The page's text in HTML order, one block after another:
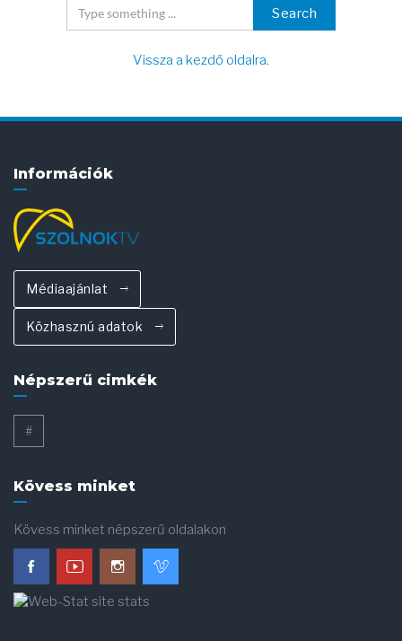
Search
Vissza a kezdő oldalra.
Információk
Médiaajánlat
Közhasznú adatok
Népszerű cimkék
#
Kövess minket
Kövess minket népszerű oldalakon